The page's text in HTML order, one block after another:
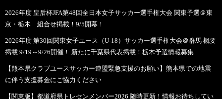
2026年度 皇后杯JFA第48回全日本女子サッカー選手権大会 関東予選＠東
京・栃木 組合せ掲載！9/5開幕！
2026年度 第30回関東女子ユース（U-18）サッカー選手権大会＠群馬 概要
掲載 9/19～9/26開催！ 新たに千葉県代表掲載！栃木予選情報募集
【熊本県クラブユースサッカー連盟緊急支援のお願い】熊本県での地震
に伴う支援募金にご協力ください
【関東版】都道府県トレセンメンバー2026 随時更新！情報お待ちしてい